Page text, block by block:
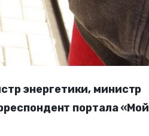
энергетики, министр
портала «Мой